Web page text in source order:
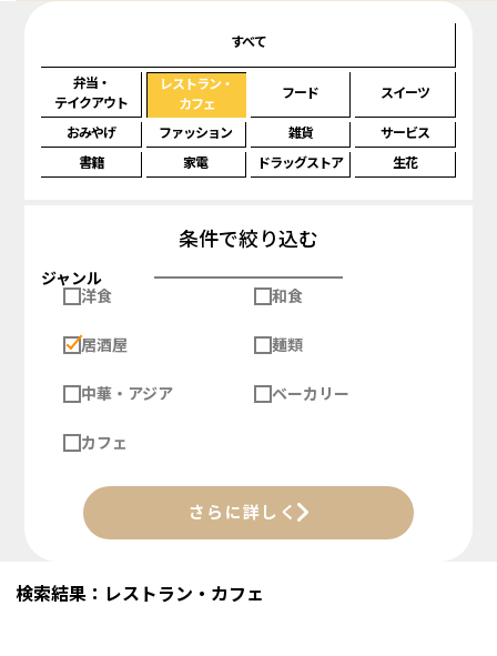
すべて
弁当・
テイクアウト
レストラン・
カフェ
フード スイーツ
おみやげ ファッション 雑貨
サービス
書籍
家電 ドラッグストア 生花
条件で絞り込む
ジャンル
洋食
和食
居酒屋 麺類
中華・アジア ベーカリー
カフェ
さらに詳しく
検索結果：レストラン・カフェ